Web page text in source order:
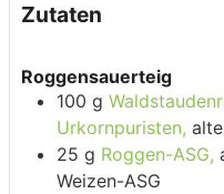
Zutaten
Roggensauerteig
100 g
Urkornpuristen,
25 g Roggen-ASG,
Weizen-ASG